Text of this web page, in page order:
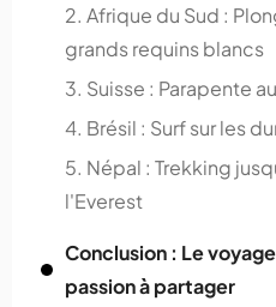
2. Afrique du Sud :
grands requins blancs
3. Suisse : Parapente
4. Brésil : Surf sur les
5. Népal : Trekking
l'Everest
Conclusion : Le
passion à partager